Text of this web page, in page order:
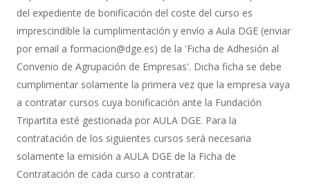
del expediente de bonificación del coste del curso es
imprescindible la cumplimentación y envío a Aula DGE (enviar
por email a formacion@dge.es) de la 'Ficha de Adhesión al
Convenio de Agrupación de Empresas'. Dicha ficha se debe
cumplimentar solamente la primera vez que la empresa vaya
a contratar cursos cuya bonificación ante la Fundación
Tripartita esté gestionada por AULA DGE. Para la
contratación de los siguientes cursos será necesaria
solamente la emisión a AULA DGE de la Ficha de
Contratación de cada curso a contratar.